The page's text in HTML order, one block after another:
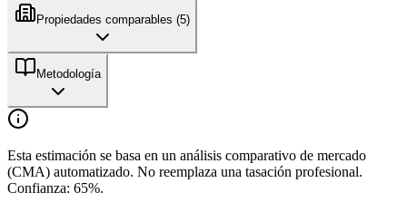
Propiedades comparables (5)
Metodología
Esta estimación se basa en un análisis comparativo de mercado
(CMA) automatizado. No reemplaza una tasación profesional.
Confianza: 65%.